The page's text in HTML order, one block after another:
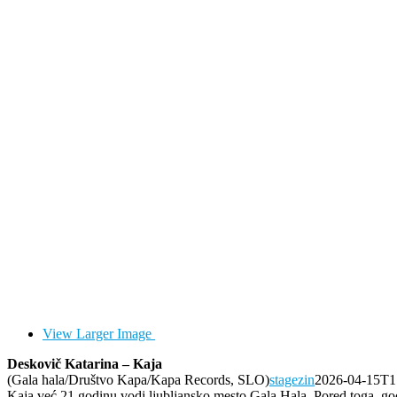
View Larger Image
Deskovič Katarina – Kaja
(Gala hala/Društvo Kapa/Kapa Records, SLO)stagezin2026-04-